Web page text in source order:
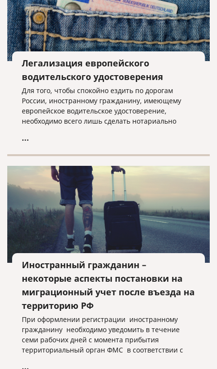
Легализация европейского
водительского удостоверения
Для того, чтобы спокойно ездить по дорогам
России, иностранному гражданину, имеющему
европейское водительское удостоверение,
необходимо всего лишь сделать нотариально
удостоверения.
...
Иностранный гражданин –
некоторые аспекты постановки на
миграционный учет после въезда на
территорию РФ
При оформлении регистрации иностранному
гражданину необходимо уведомить в течение
семи рабочих дней с момента прибытия
территориальный орган ФМС в соответствии с
...